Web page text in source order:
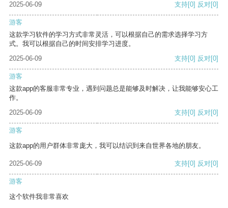
2025-06-09
支持[0] 反对[0]
游客
这款学习软件的学习方式非常灵活，可以根据自己的需求选择学习方
式。我可以根据自己的时间安排学习进度。
2025-06-09
支持[0] 反对[0]
游客
这款app的客服非常专业，遇到问题总是能够及时解决，让我能够安心工
作。
2025-06-09
支持[0] 反对[0]
游客
这款app的用户群体非常庞大，我可以结识到来自世界各地的朋友。
2025-06-09 支持[0] 反对[0]
游客
这个软件我非常喜欢